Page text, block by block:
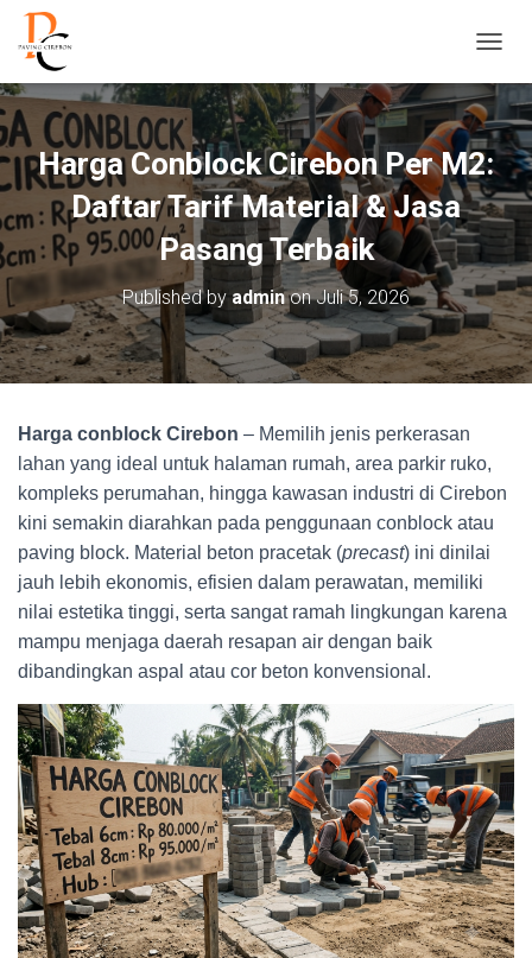
O
G
L
E
N
A
V
I
G
A
S
I
Harga Conblock Cirebon Per M2:
Daftar Tarif Material & Jasa
Pasang Terbaik
Published byadminonJuli 5, 2026
Harga conblock Cirebon – Memilih jenis perkerasan
lahan yang ideal untuk halaman rumah, area parkir ruko,
kompleks perumahan, hingga kawasan industri di Cirebon
kini semakin diarahkan pada penggunaan conblock atau
paving block. Material beton pracetak (precast) ini dinilai
jauh lebih ekonomis, efisien dalam perawatan, memiliki
nilai estetika tinggi, serta sangat ramah lingkungan karena
mampu menjaga daerah resapan air dengan baik
dibandingkan aspal atau cor beton konvensional.